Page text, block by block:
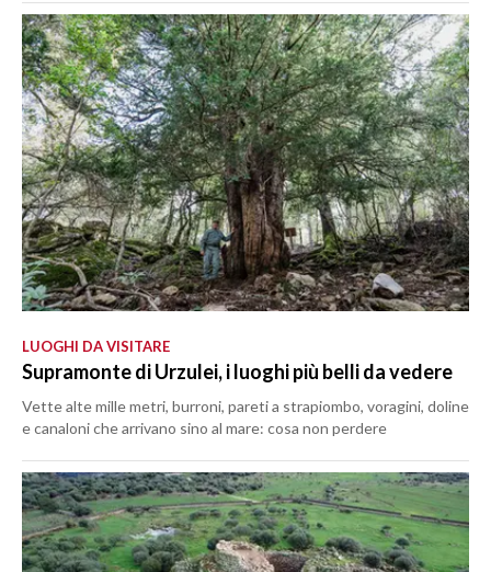
LUOGHI DA VISITARE
Supramonte di Urzulei, i luoghi più belli da vedere
Vette alte mille metri, burroni, pareti a strapiombo, voragini, doline
e canaloni che arrivano sino al mare: cosa non perdere